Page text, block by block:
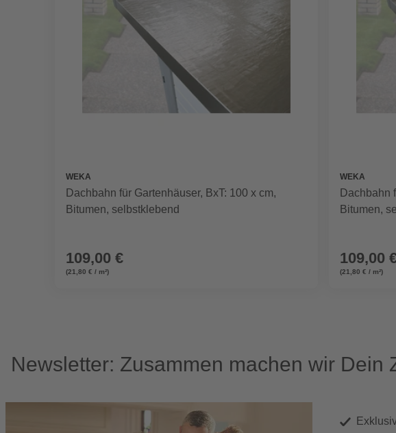
WEKA
Dachbahn für Gartenhäuser, BxT: 100 x cm,
Bitumen, selbstklebend
109,00 €
(21,80 € / m²)
WEKA
Dachbahn
Bitumen,
109,00
(21,80 € / m²)
Newsletter: Zusammen machen wir Dein